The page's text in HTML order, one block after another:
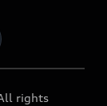
rights